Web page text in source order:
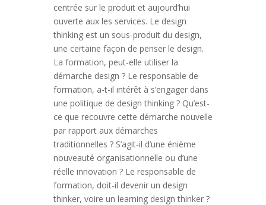
centrée sur le produit et aujourd’hui
ouverte aux les services. Le design
thinking est un sous-produit du design,
une certaine façon de penser le design.
La formation, peut-elle utiliser la
démarche design ? Le responsable de
formation, a-t-il intérêt à s’engager dans
une politique de design thinking ? Qu’est-
ce que recouvre cette démarche nouvelle
par rapport aux démarches
traditionnelles ? S’agit-il d’une énième
nouveauté organisationnelle ou d’une
réelle innovation ? Le responsable de
formation, doit-il devenir un design
thinker, voire un learning design thinker ?